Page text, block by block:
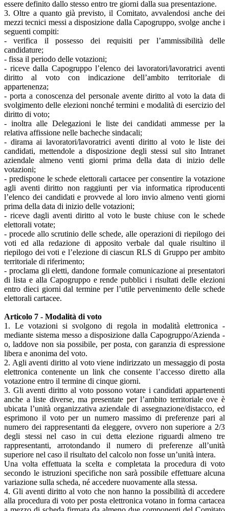
essere definito dallo stesso entro tre giorni dalla sua presentazione.
3. Oltre a quanto già previsto, il Comitato, avvalendosi anche dei
mezzi tecnici messi a disposizione dalla Capogruppo, svolge anche i
seguenti compiti:
- verifica il possesso dei requisiti per l’ammissibilità delle
candidature;
- fissa il periodo delle votazioni;
- riceve dalla Capogruppo l’elenco dei lavoratori/lavoratrici aventi
diritto al voto con indicazione dell’ambito territoriale di
appartenenza;
- porta a conoscenza del personale avente diritto al voto la data di
svolgimento delle elezioni nonché termini e modalità di esercizio del
diritto di voto;
- inoltra alle Delegazioni le liste dei candidati ammesse per la
relativa affissione nelle bacheche sindacali;
- dirama ai lavoratori/lavoratrici aventi diritto al voto le liste dei
candidati, mettendole a disposizione degli stessi sul sito Intranet
aziendale almeno venti giorni prima della data di inizio delle
votazioni;
- predispone le schede elettorali cartacee per consentire la votazione
agli aventi diritto non raggiunti per via informatica riproducenti
l’elenco dei candidati e provvede al loro invio almeno venti giorni
prima della data di inizio delle votazioni;
- riceve dagli aventi diritto al voto le buste chiuse con le schede
elettorali votate;
- procede allo scrutinio delle schede, alle operazioni di riepilogo dei
voti ed alla redazione di apposito verbale dal quale risultino il
riepilogo dei voti e l’elezione di ciascun RLS di Gruppo per ambito
territoriale di riferimento;
- proclama gli eletti, dandone formale comunicazione ai presentatori
di lista e alla Capogruppo e rende pubblici i risultati delle elezioni
entro dieci giorni dal termine per l’utile pervenimento delle schede
elettorali cartacee.
Articolo 7 - Modalità di voto
1. Le votazioni si svolgono di regola in modalità elettronica -
mediante sistema messo a disposizione dalla Capogruppo/Azienda -
o, laddove non sia possibile, per posta, con garanzia di espressione
libera e anonima del voto.
2. Agli aventi diritto al voto viene indirizzato un messaggio di posta
elettronica contenente un link che consente l’accesso diretto alla
votazione entro il termine di cinque giorni.
3. Gli aventi diritto al voto possono votare i candidati appartenenti
anche a liste diverse, ma presentate per l’ambito territoriale ove è
ubicata l’unità organizzativa aziendale di assegnazione/distacco, ed
esprimono il voto per un numero massimo di preferenze pari al
numero dei rappresentanti da eleggere, ovvero non superiore a 2/3
degli stessi nel caso in cui detta elezione riguardi almeno tre
rappresentanti, arrotondando il numero di preferenze all’unità
superiore nel caso il risultato del calcolo non fosse un’unità intera.
Una volta effettuata la scelta e completata la procedura di voto
secondo le istruzioni specifiche non sarà possibile effettuare alcuna
variazione sulla scheda, né accedere nuovamente alla stessa.
4. Gli aventi diritto al voto che non hanno la possibilità di accedere
alla procedura di voto per posta elettronica votano in forma cartacea